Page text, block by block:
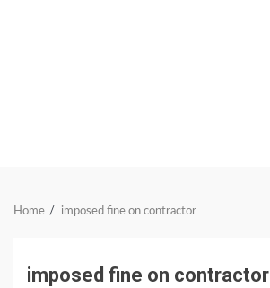
Home imposed fine on contractor
imposed fine on contractor